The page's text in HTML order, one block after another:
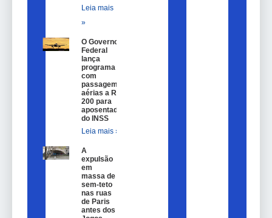
Leia mais
»
O Governo
Federal
lança
programa
com
passagem
aérias a R$
200 para
aposentados
do INSS
Leia mais »
A
expulsão
em
massa de
sem-teto
nas ruas
de Paris
antes dos